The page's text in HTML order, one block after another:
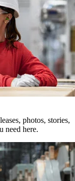
photos, stories,
need here.